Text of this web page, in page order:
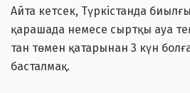
Айта кетсек, Түркістанда
қарашада немесе сыртқы ауа
тан төмен қатарынан 3 күн
басталмақ.